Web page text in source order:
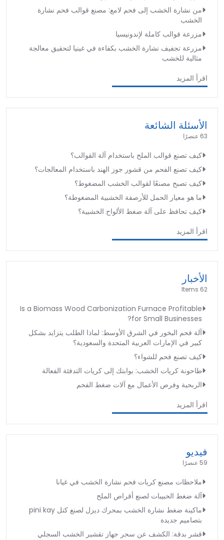
من نشارة الخشب إلى فحم لامع: مصنع قوالب فحم نشارة
الخشب
مزرعة قوالب كاملة لإندونيسيا
مزرعة تجفيف نشارة الخشب بكفاءة في غينيا لتحقيق معالجة
مثالية للخشب
اقرأ المزيد
الأسئلة الشائعة
63 عنصرًا
كيف تصنع قوالب الملح باستخدام آلة القوالب؟
كيف تصنع الفحم من قشور جوز الهند باستخدام المعالجات؟
كيف تصبح مصنعًا لقوالب الخشب المضغوط؟
ما هو معيار الحمل للأرصفة الخشبية المضغوطة؟
كيف تحافظ على آلة ضغط الألواح الخشبية؟
اقرأ المزيد
الأخبار
62 Items
Is a Biomass Wood Carbonization Furnace Profitable
for Small Businesses?
آلة فحم البخور في الشرق الأوسط: لماذا الطلب يتزايد بشكل
كبير في الإمارات العربية المتحدة والسعودية؟
كيف تصنع فحم للشواء؟
طاحونة كريات الخشب: بوابتك إلى كريات التدفئة الفعالة
الربحية وفرص الأعمال مع آلات ضغط الفحم
اقرأ المزيد
فيديو
59 عنصرًا
ملاحظات مصنع كريات فحم نشارة الخشب في غيانا
آلة ضغط الحبيبات لصنع أقراص الملح
ماكينة ضغط نشارة الخشب بمحرك ديزل لصنع كتل pini kay
بتصاميم جديدة
قشر بدقة: الكشف عن سحر جهاز تقشير الخشب السجلي